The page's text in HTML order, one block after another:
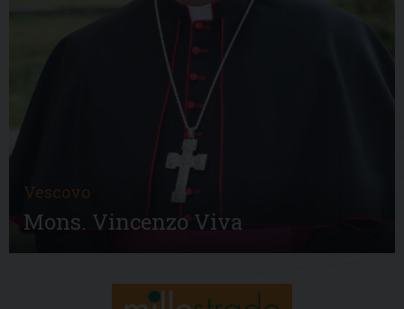
Vescovo
Mons. Vincenzo Viva